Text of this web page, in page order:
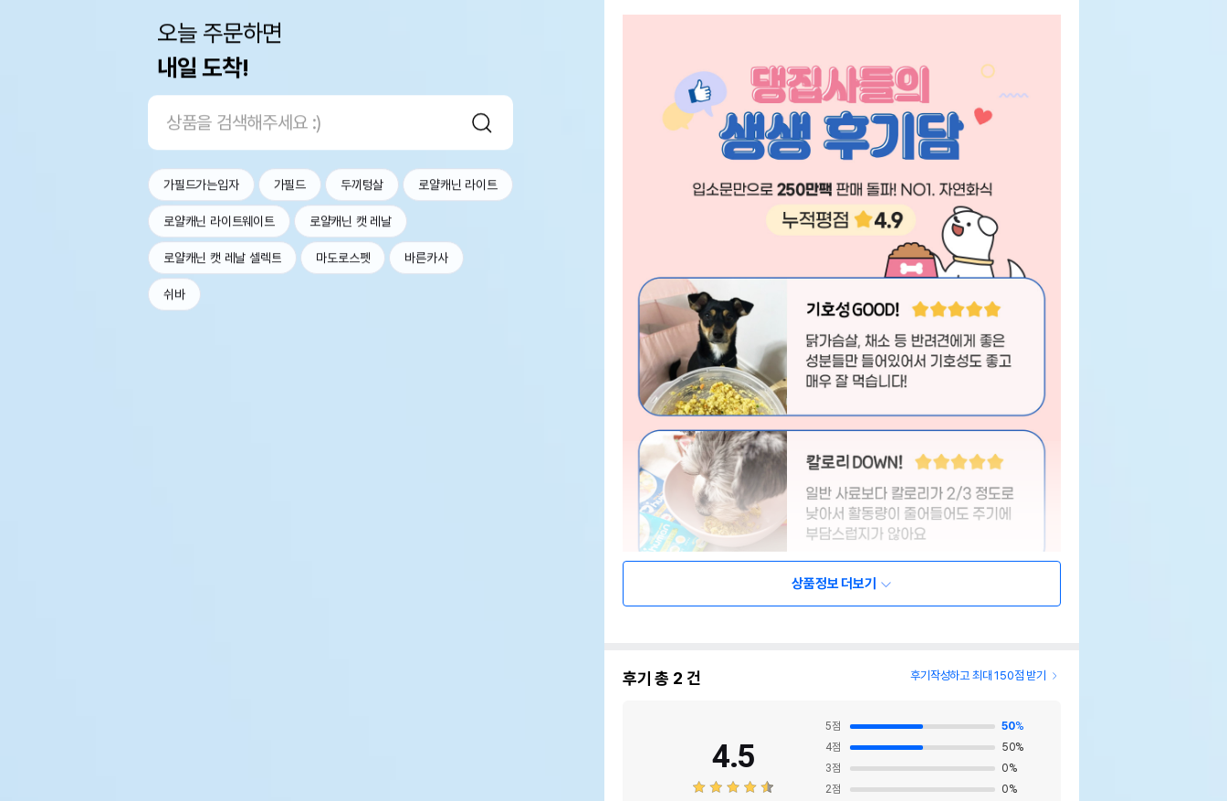
오늘 주문하면
내일 도착!
가필드가는입자 가필드 두끼텅살 로얄캐닌 라이트
로얄캐닌 라이트웨이트 로얄캐닌 캣 레날
로얄캐닌 캣 레날 셀렉트 마도로스펫 바른카사
쉬바
상품정보 더보기
후기 총 2 건 후기작성하고 최대 150점 받기
4.5
5점 50%
4점 50%
3점 0%
2점 0%